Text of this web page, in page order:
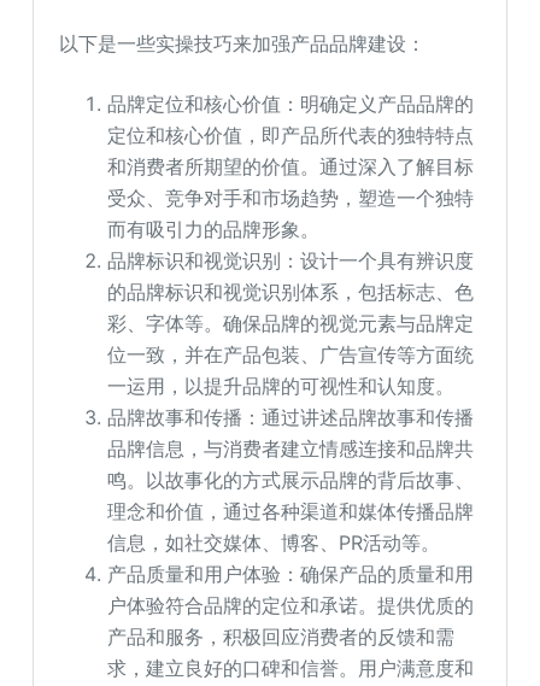
以下是一些实操技巧来加强产品品牌建设：
品牌定位和核心价值：明确定义产品品牌的
定位和核心价值，即产品所代表的独特特点
和消费者所期望的价值。通过深入了解目标
受众、竞争对手和市场趋势，塑造一个独特
而有吸引力的品牌形象。
品牌标识和视觉识别：设计一个具有辨识度
的品牌标识和视觉识别体系，包括标志、色
彩、字体等。确保品牌的视觉元素与品牌定
位一致，并在产品包装、广告宣传等方面统
一运用，以提升品牌的可视性和认知度。
品牌故事和传播：通过讲述品牌故事和传播
品牌信息，与消费者建立情感连接和品牌共
鸣。以故事化的方式展示品牌的背后故事、
理念和价值，通过各种渠道和媒体传播品牌
信息，如社交媒体、博客、PR活动等。
产品质量和用户体验：确保产品的质量和用
户体验符合品牌的定位和承诺。提供优质的
产品和服务，积极回应消费者的反馈和需
求，建立良好的口碑和信誉。用户满意度和